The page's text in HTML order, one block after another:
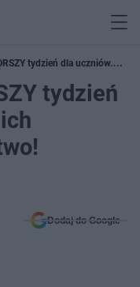
tydzień dla uczniów.
tydzień
Dodaj do Google